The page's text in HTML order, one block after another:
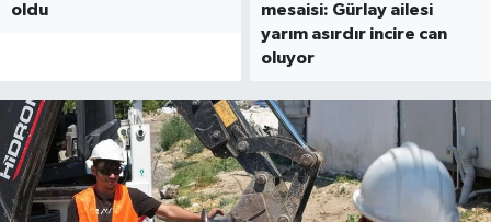
oldu
mesaisi: Gürlay ailesi
yarım asırdır incire can
oluyor